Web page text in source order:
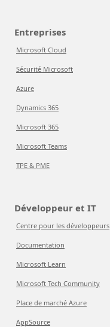
Entreprises
Microsoft Cloud
Sécurité Microsoft
Azure
Dynamics 365
Microsoft 365
Microsoft Teams
TPE & PME
Développeur et IT
Centre pour les développeurs
Documentation
Microsoft Learn
Microsoft Tech Community
Place de marché Azure
AppSource